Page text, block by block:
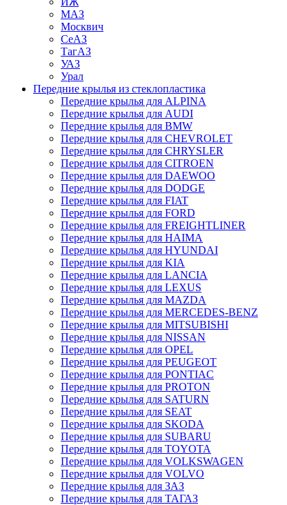
МАЗ
Москвич
СеАЗ
ТагАЗ
УАЗ
Урал
Передние крылья из стеклопластика
Передние крылья для ALPINA
Передние крылья для AUDI
Передние крылья для BMW
Передние крылья для CHEVROLET
Передние крылья для CHRYSLER
Передние крылья для CITROEN
Передние крылья для DAEWOO
Передние крылья для DODGE
Передние крылья для FIAT
Передние крылья для FORD
Передние крылья для FREIGHTLINER
Передние крылья для HAIMA
Передние крылья для HYUNDAI
Передние крылья для KIA
Передние крылья для LANCIA
Передние крылья для LEXUS
Передние крылья для MAZDA
Передние крылья для MERCEDES-BENZ
Передние крылья для MITSUBISHI
Передние крылья для NISSAN
Передние крылья для OPEL
Передние крылья для PEUGEOT
Передние крылья для PONTIAC
Передние крылья для PROTON
Передние крылья для SATURN
Передние крылья для SEAT
Передние крылья для SKODA
Передние крылья для SUBARU
Передние крылья для TOYOTA
Передние крылья для VOLKSWAGEN
Передние крылья для VOLVO
Передние крылья для ЗАЗ
Передние крылья для ТАГАЗ